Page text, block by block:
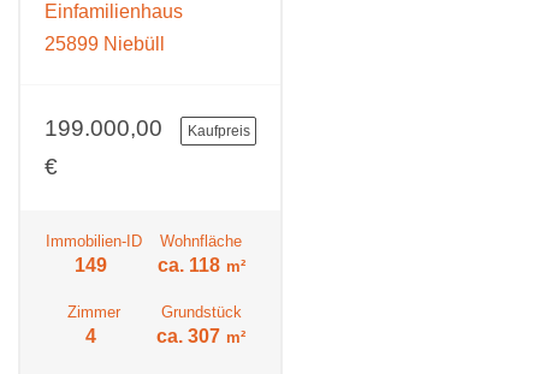
Einfamilienhaus
25899 Niebüll
199.000,00
€
Kaufpreis
Immobilien-ID
149
Wohnfläche
ca. 118 m²
Zimmer
4
Grundstück
ca. 307 m²